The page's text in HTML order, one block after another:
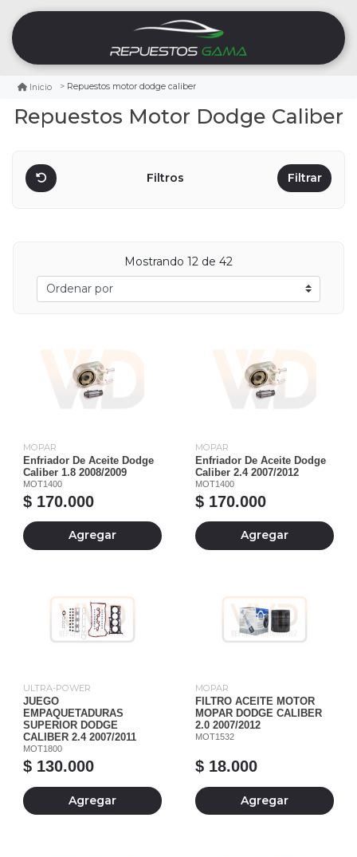
Inicio Repuestos motor dodge caliber
Repuestos Motor Dodge Caliber
Filtros Filtrar
Mostrando 12 de 42
MOPAR
Enfriador De Aceite Dodge
Caliber 1.8 2008/2009
MOT1400
$ 170.000
Agregar
MOPAR
Enfriador De Aceite Dodge
Caliber 2.4 2007/2012
MOT1400
$ 170.000
Agregar
ULTRA-POWER
JUEGO
EMPAQUETADURAS
SUPERIOR DODGE
CALIBER 2.4 2007/2011
MOT1800
$ 130.000
Agregar
MOPAR
FILTRO ACEITE MOTOR
MOPAR DODGE CALIBER
2.0 2007/2012
MOT1532
$ 18.000
Agregar